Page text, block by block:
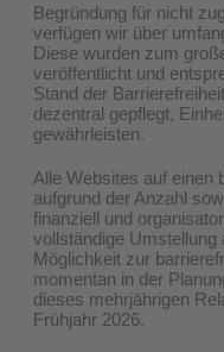
Begründung für nicht
verfügen wir über
Diese wurden zum
veröffentlicht und
Stand der
dezentral gepflegt,
gewährleisten.
Alle Websites auf einen
aufgrund der Anzahl
finanziell und
vollständige
Möglichkeit zur
momentan in der
dieses mehrjährigen
Frühjahr 2026.